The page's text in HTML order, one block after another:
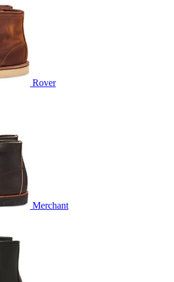
Rover
Merchant